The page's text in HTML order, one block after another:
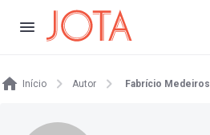
Início Autor Fabrício Medeiros